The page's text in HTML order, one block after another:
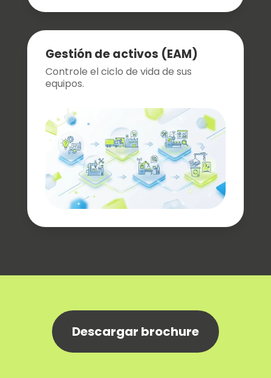
Gestión de activos (EAM)
Controle el ciclo de vida de sus
equipos.
Descargar brochure